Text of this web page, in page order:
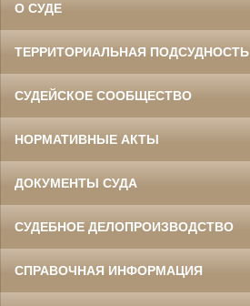
О СУДЕ
ТЕРРИТОРИАЛЬНАЯ ПОДСУДНОСТЬ
СУДЕЙСКОЕ СООБЩЕСТВО
НОРМАТИВНЫЕ АКТЫ
ДОКУМЕНТЫ СУДА
СУДЕБНОЕ ДЕЛОПРОИЗВОДСТВО
СПРАВОЧНАЯ ИНФОРМАЦИЯ